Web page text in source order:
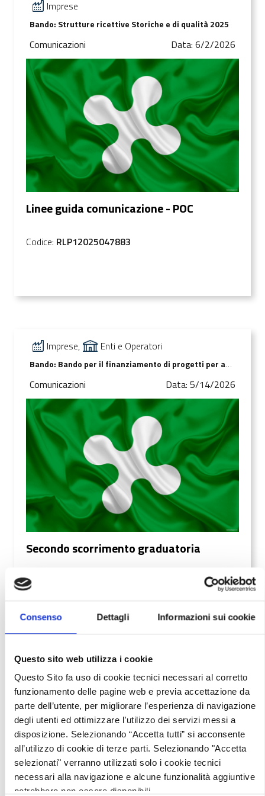
Consenso Dettagli Informazioni sui cookie
Questo sito web utilizza i cookie
Questo Sito fa uso di cookie tecnici necessari al corretto
funzionamento delle pagine web e previa accettazione da
parte dell’utente, per migliorare l’esperienza di navigazione
degli utenti ed ottimizzare l’utilizzo dei servizi messi a
disposizione. Selezionando “Accetta tutti” si acconsente
all’utilizzo di cookie di terze parti. Selezionando "Accetta
selezionati" verranno utilizzati solo i cookie tecnici
necessari alla navigazione e alcune funzionalità aggiuntive
potrebbero non essere disponibili.
Imprese
Bando: Strutture ricettive Storiche e di qualità 2025
Comunicazioni Data: 6/2/2026
Linee guida comunicazione - POC
Codice: RLP12025047883
Imprese, Enti e Operatori
Bando: Bando per il finanziamento di progetti per adeguamento strutturale e tecnologico di sale destinate ad attività di spettacolo – art. 42 c. 1, lett. c), l.r. 25/2016
Comunicazioni Data: 5/14/2026
Secondo scorrimento graduatoria
Codice:
Imprese
Bando: Strutture ricettive Storiche e di qualità 2025
Comunicazioni Data: 4/16/2026